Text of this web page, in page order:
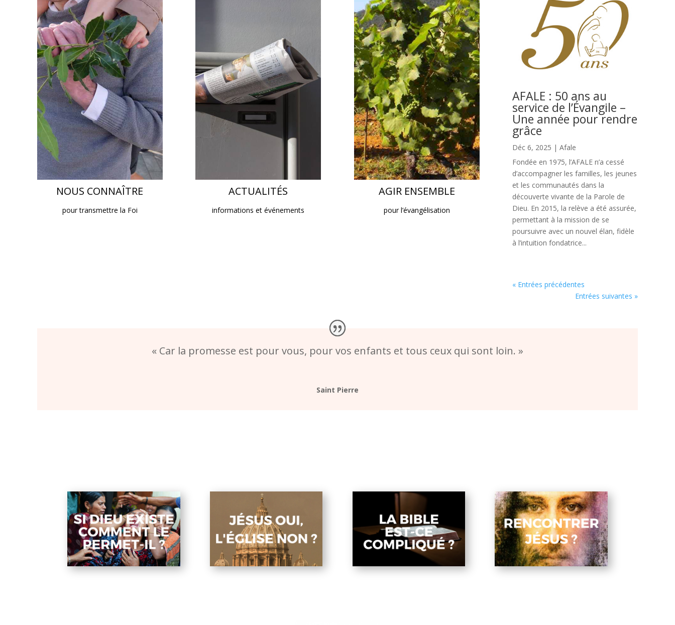
NOUS CONNAÎTRE
pour transmettre la Foi
ACTUALITÉS
informations et événements
AGIR ENSEMBLE
pour l’évangélisation
AFALE : 50 ans au
service de l’Évangile –
Une année pour rendre
grâce
Déc 6, 2025 |Afale
Fondée en 1975, l’AFALE n’a cessé
d’accompagner les familles, les jeunes
et les communautés dans la
découverte vivante de la Parole de
Dieu. En 2015, la relève a été assurée,
permettant à la mission de se
poursuivre avec un nouvel élan, fidèle
à l’intuition fondatrice...
« Entrées précédentes
Entrées suivantes »
« Car la promesse est pour vous, pour vos enfants et tous ceux qui sont loin. »
Saint Pierre